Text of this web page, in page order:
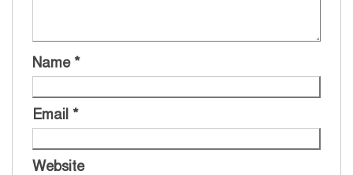
Name *
Email *
Website